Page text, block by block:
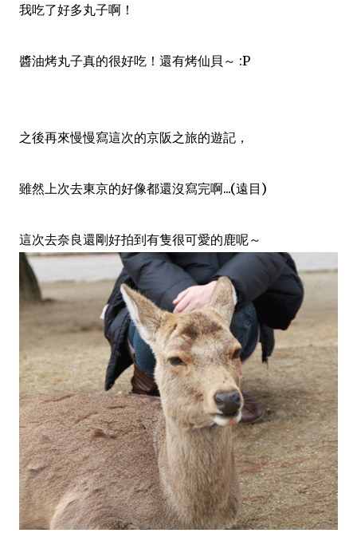
我吃了好多丸子啊！
醬油烤丸子真的很好吃！還有烤仙貝～ :P
之後再來慢慢寫這次的京阪之旅的遊記 ，
雖然上次去東京的好像都還沒寫完啊...(遠目)
這次去奈良還剛好拍到有隻很可愛的鹿呢～